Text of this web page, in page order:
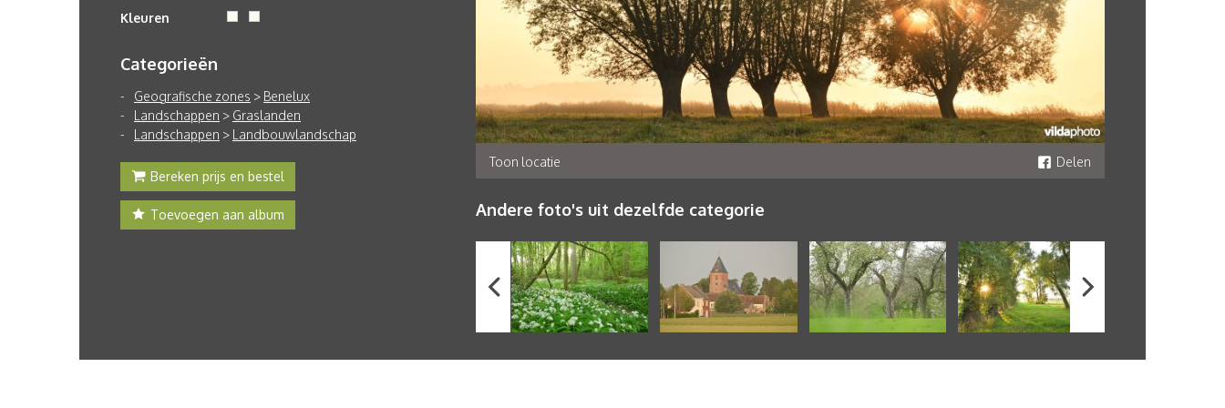
Kleuren
Categorieën
Geografische zones > Benelux
Landschappen > Graslanden
Landschappen > Landbouwlandschap
Bereken prijs en bestel
Toevoegen aan album
Toon locatie Delen
Andere foto's uit dezelfde categorie